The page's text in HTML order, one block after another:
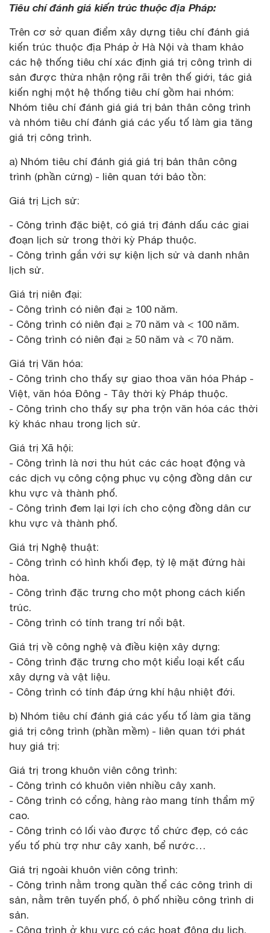
Tiêu chí đánh giá kiến trúc thuộc địa Pháp:
Trên cơ sở quan điểm xây dựng tiêu chí đánh giá
kiến trúc thuộc địa Pháp ở Hà Nội và tham khảo
các hệ thống tiêu chí xác định giá trị công trình di
sản được thừa nhận rộng rãi trên thế giới, tác giả
kiến nghị một hệ thống tiêu chí gồm hai nhóm:
Nhóm tiêu chí đánh giá giá trị bản thân công trình
và nhóm tiêu chí đánh giá các yếu tố làm gia tăng
giá trị công trình.
a) Nhóm tiêu chí đánh giá giá trị bản thân công
trình (phần cứng) - liên quan tới bảo tồn:
Giá trị Lịch sử:
- Công trình đặc biệt, có giá trị đánh dấu các giai
đoạn lịch sử trong thời kỳ Pháp thuộc.
- Công trình gắn với sự kiện lịch sử và danh nhân
lịch sử.
Giá trị niên đại:
- Công trình có niên đại ≥ 100 năm.
- Công trình có niên đại ≥ 70 năm và < 100 năm.
- Công trình có niên đại ≥ 50 năm và < 70 năm.
Giá trị Văn hóa:
- Công trình cho thấy sự giao thoa văn hóa Pháp -
Việt, văn hóa Đông - Tây thời kỳ Pháp thuộc.
- Công trình cho thấy sự pha trộn văn hóa các thời
kỳ khác nhau trong lịch sử.
Giá trị Xã hội:
- Công trình là nơi thu hút các các hoạt động và
các dịch vụ công cộng phục vụ cộng đồng dân cư
khu vực và thành phố.
- Công trình đem lại lợi ích cho cộng đồng dân cư
khu vực và thành phố.
Giá trị Nghệ thuật:
- Công trình có hình khối đẹp, tỷ lệ mặt đứng hài
hòa.
- Công trình đặc trưng cho một phong cách kiến
trúc.
- Công trình có tính trang trí nổi bật.
Giá trị về công nghệ và điều kiện xây dựng:
- Công trình đặc trưng cho một kiểu loại kết cấu
xây dựng và vật liệu.
- Công trình có tính đáp ứng khí hậu nhiệt đới.
b) Nhóm tiêu chí đánh giá các yếu tố làm gia tăng
giá trị công trình (phần mềm) - liên quan tới phát
huy giá trị:
Giá trị trong khuôn viên công trình:
- Công trình có khuôn viên nhiều cây xanh.
- Công trình có cổng, hàng rào mang tính thẩm mỹ
cao.
- Công trình có lối vào được tổ chức đẹp, có các
yếu tố phù trợ như cây xanh, bể nước…
Giá trị ngoài khuôn viên công trình:
- Công trình nằm trong quần thể các công trình di
sản, nằm trên tuyến phố, ô phố nhiều công trình di
sản.
- Công trình ở khu vực có các hoạt động du lịch,